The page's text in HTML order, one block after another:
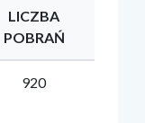
LICZBA
POBRAŃ
920